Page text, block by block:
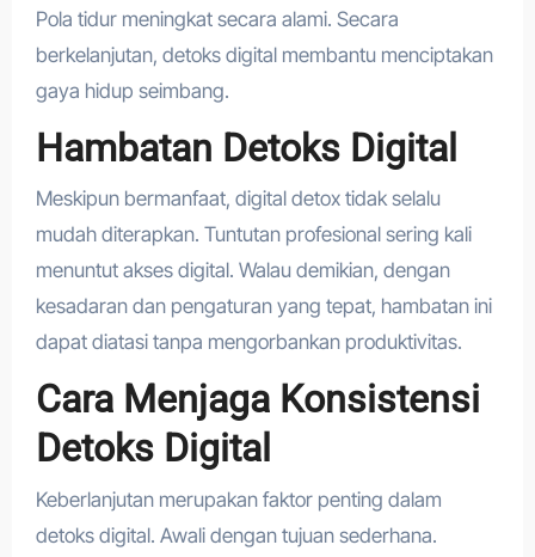
Pola tidur meningkat secara alami. Secara
berkelanjutan, detoks digital membantu menciptakan
gaya hidup seimbang.
Hambatan Detoks Digital
Meskipun bermanfaat, digital detox tidak selalu
mudah diterapkan. Tuntutan profesional sering kali
menuntut akses digital. Walau demikian, dengan
kesadaran dan pengaturan yang tepat, hambatan ini
dapat diatasi tanpa mengorbankan produktivitas.
Cara Menjaga Konsistensi
Detoks Digital
Keberlanjutan merupakan faktor penting dalam
detoks digital. Awali dengan tujuan sederhana.